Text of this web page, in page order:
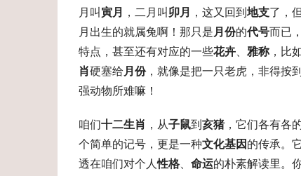
月叫 寅月 ，二月叫 卯月 ，这又回到地支了，
月出生的就属兔啊！那只是月份的代号而已
特点，甚至还有对应的一些花卉、 雅称，比
肖硬塞给月份，就像是把一只老虎，非得按
强动物所难嘛！
咱们十二生肖 ，从子鼠到亥猪，它们各有各
个简单的记号，更是一种文化基因 的传承。
透在咱们对个人性格、 命运的朴素解读里。